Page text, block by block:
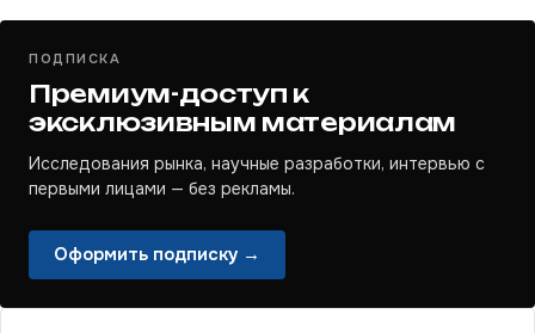
ПОДПИСКА
Премиум-доступ к
эксклюзивным материалам
Исследования рынка, научные разработки, интервью с
первыми лицами — без рекламы.
Оформить подписку →